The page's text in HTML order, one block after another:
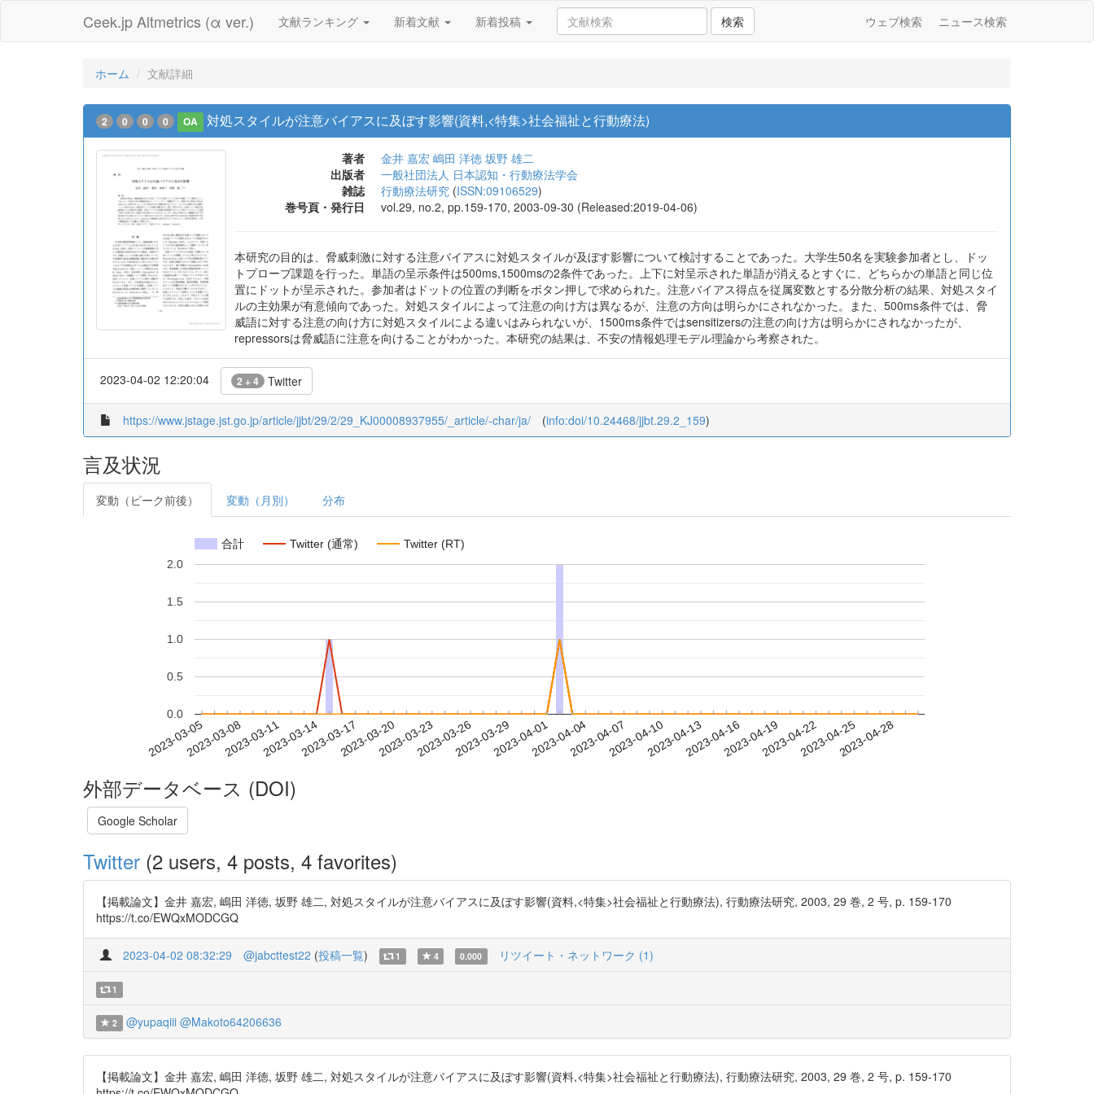
Ceek.jp Altmetrics (α ver.) 文献ランキング 新着文献 新着投稿 検索 ウェブ検索 ニュース検索
ホーム 文献詳細
2 0 0 0 OA 対処スタイルが注意バイアスに及ぼす影響(資料,<特集>社会福祉と行動療法)
著者 金井 嘉宏 嶋田 洋徳 坂野 雄二
出版者
一般社団法人 日本認知・行動療法学会
雑誌
行動療法研究 (ISSN:09106529)
巻号頁・発行日
vol.29, no.2, pp.159-170, 2003-09-30 (Released:2019-04-06)
本研究の目的は、脅威刺激に対する注意バイアスに対処スタイルが及ぼす影響について検討することであった。大学生50名を実験参加者とし、ドッ
トプローブ課題を行った。単語の呈示条件は500ms,1500msの2条件であった。上下に対呈示された単語が消えるとすぐに、どちらかの単語と同じ位
置にドットが呈示された。参加者はドットの位置の判断をボタン押しで求められた。注意バイアス得点を従属変数とする分散分析の結果、対処スタイ
ルの主効果が有意傾向であった。対処スタイルによって注意の向け方は異なるが、注意の方向は明らかにされなかった。また、500ms条件では、脅
威語に対する注意の向け方に対処スタイルによる違いはみられないが、1500ms条件ではsensitizersの注意の向け方は明らかにされなかったが、
repressorsは脅威語に注意を向けることがわかった。本研究の結果は、不安の情報処理モデル理論から考察された。
2023-04-02 12:20:04 2 + 4 Twitter
https://www.jstage.jst.go.jp/article/jjbt/29/2/29_KJ00008937955/_article/-char/ja/ (info:doi/10.24468/jjbt.29.2_159)
言及状況
変動（ピーク前後） 変動（月別） 分布
合計 Twitter (通常) Twitter (RT)
2023-03-052023-03-082023-03-112023-03-142023-03-172023-03-202023-03-232023-03-262023-03-292023-04-012023-04-042023-04-072023-04-102023-04-132023-04-162023-04-192023-04-222023-04-252023-04-28
0.0
0.5
1.0
1.5
2.0
外部データベース (DOI)
Google Scholar
Twitter (2 users, 4 posts, 4 favorites)
【掲載論文】金井 嘉宏, 嶋田 洋徳, 坂野 雄二, 対処スタイルが注意バイアスに及ぼす影響(資料,<特集>社会福祉と行動療法), 行動療法研究, 2003, 29 巻, 2 号, p. 159-170
https://t.co/EWQxMODCGQ
2023-04-02 08:32:29 @jabcttest22 (投稿一覧) 1 4 0.000 リツイート・ネットワーク (1)
1
2 @yupaqiii @Makoto64206636
【掲載論文】金井 嘉宏, 嶋田 洋徳, 坂野 雄二, 対処スタイルが注意バイアスに及ぼす影響(資料,<特集>社会福祉と行動療法), 行動療法研究, 2003, 29 巻, 2 号, p. 159-170